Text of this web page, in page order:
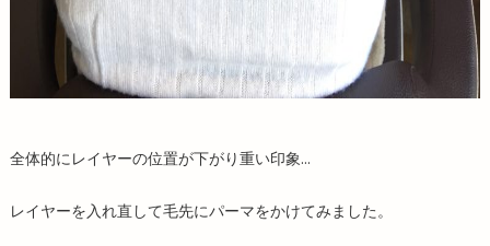
全体的にレイヤーの位置が下がり重い印象…
レイヤーを入れ直して毛先にパーマをかけてみました。